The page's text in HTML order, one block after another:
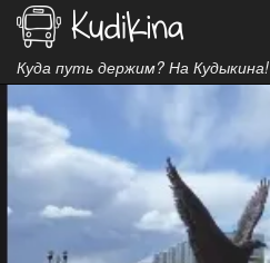
Куда путь держим? На Кудыкина!